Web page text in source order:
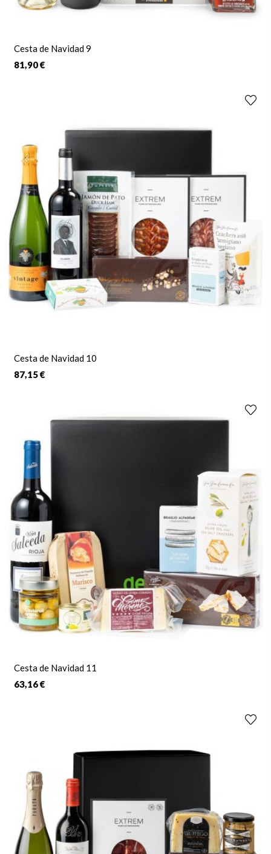
Cesta de Navidad 9
81,90 €
Cesta de Navidad 10
87,15 €
Cesta de Navidad 11
63,16 €